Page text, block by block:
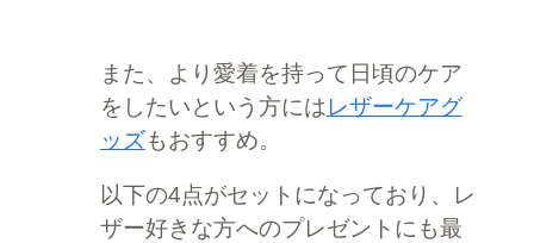
また、より愛着を持って日頃のケア
をしたいという方には レザーケアグ
ッズもおすすめ。
以下の4点がセットになっており、レ
ザー好きな方へのプレゼントにも最